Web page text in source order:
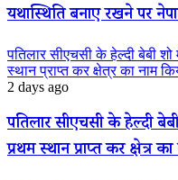
यथास्थिति बनाए रखने पर
पतिलार सीएचसी के हेल्दी बेबी
स्थान प्राप्त कर क्षेत्र का नाम
2 days ago
पतिलार सीएचसी के हेल्दी
प्रथम स्थान प्राप्त कर क्षेत्र